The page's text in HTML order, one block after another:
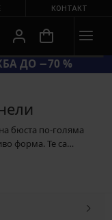
КОНТАКТ
БАНСКИ
бюста по-голяма
форма. Те са
бюста и така